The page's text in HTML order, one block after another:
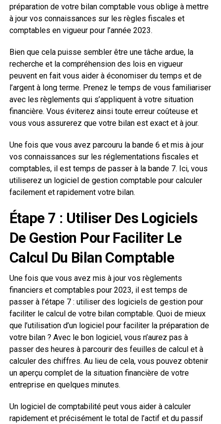
préparation de votre bilan comptable vous oblige à mettre
à jour vos connaissances sur les règles fiscales et
comptables en vigueur pour l’année 2023.
Bien que cela puisse sembler être une tâche ardue, la
recherche et la compréhension des lois en vigueur
peuvent en fait vous aider à économiser du temps et de
l’argent à long terme. Prenez le temps de vous familiariser
avec les règlements qui s’appliquent à votre situation
financière. Vous éviterez ainsi toute erreur coûteuse et
vous vous assurerez que votre bilan est exact et à jour.
Une fois que vous avez parcouru la bande 6 et mis à jour
vos connaissances sur les réglementations fiscales et
comptables, il est temps de passer à la bande 7. Ici, vous
utiliserez un logiciel de gestion comptable pour calculer
facilement et rapidement votre bilan.
Étape 7 : Utiliser Des Logiciels
De Gestion Pour Faciliter Le
Calcul Du Bilan Comptable
Une fois que vous avez mis à jour vos règlements
financiers et comptables pour 2023, il est temps de
passer à l’étape 7 : utiliser des logiciels de gestion pour
faciliter le calcul de votre bilan comptable. Quoi de mieux
que l’utilisation d’un logiciel pour faciliter la préparation de
votre bilan ? Avec le bon logiciel, vous n’aurez pas à
passer des heures à parcourir des feuilles de calcul et à
calculer des chiffres. Au lieu de cela, vous pouvez obtenir
un aperçu complet de la situation financière de votre
entreprise en quelques minutes.
Un logiciel de comptabilité peut vous aider à calculer
rapidement et précisément le total de l’actif et du passif